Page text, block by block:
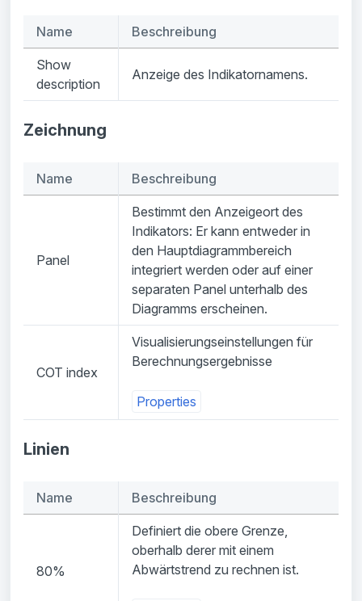
Name Beschreibung
Show
description
Anzeige des Indikatornamens.
Zeichnung
Name Beschreibung
Panel
Bestimmt den Anzeigeort des
Indikators: Er kann entweder in
den Hauptdiagrammbereich
integriert werden oder auf einer
separaten Panel unterhalb des
Diagramms erscheinen.
COT index
Visualisierungseinstellungen für
Berechnungsergebnisse
Properties
Linien
Name Beschreibung
80%
Definiert die obere Grenze,
oberhalb derer mit einem
Abwärtstrend zu rechnen ist.